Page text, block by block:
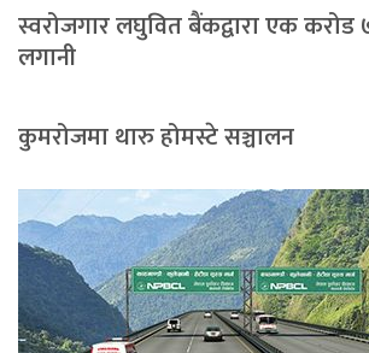
स्वरोजगार लघुवित बैंकद्वारा एक
लगानी
कुमरोजमा थारु होमस्टे सञ्चालन